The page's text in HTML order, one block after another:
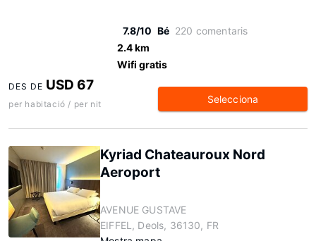
7.8/10 Bé 220 comentaris
2.4 km
Wifi gratis
DES DE USD 67
per habitació / per nit Selecciona
Kyriad Chateauroux Nord
Aeroport
AVENUE GUSTAVE
EIFFEL, Deols, 36130, FR